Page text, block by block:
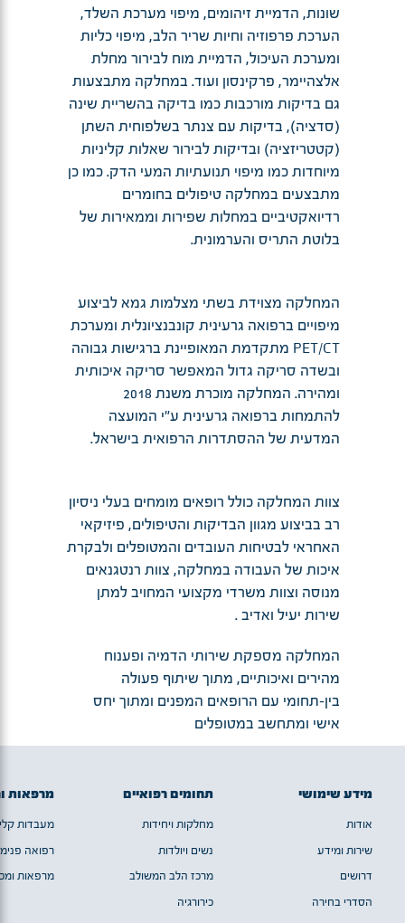
שונות, הדמיית זיהומים, מיפוי מערכת השלד,
הערכת פרפוזיה וחיות שריר הלב, מיפוי כליות
ומערכת העיכול, הדמיית מוח לבירור מחלת
אלצהיימר, פרקינסון ועוד. במחלקה מתבצעות
גם בדיקות מורכבות כמו בדיקה בהשריית שינה
(סדציה), בדיקות עם צנתר בשלפוחית השתן
(קטטריזציה) ובדיקות לבירור שאלות קליניות
מיוחדות כמו מיפוי תנועתיות המעי הדק. כמו כן
מתבצעים במחלקה טיפולים בחומרים
רדיואקטיביים במחלות שפירות וממאירות של
בלוטת התריס והערמונית.
המחלקה מצוידת בשתי מצלמות גמא לביצוע
מיפויים ברפואה גרעינית קונבנציונלית ומערכת
PET/CT מתקדמת המאופיינת ברגישות גבוהה
ובשדה סריקה גדול המאפשר סריקה איכותית
ומהירה. המחלקה מוכרת משנת 2018
להתמחות ברפואה גרעינית ע"י המועצה
המדעית של ההסתדרות הרפואית בישראל.
צוות המחלקה כולל רופאים מומחים בעלי ניסיון
רב בביצוע מגוון הבדיקות והטיפולים, פיזיקאי
האחראי לבטיחות העובדים והמטופלים ולבקרת
איכות של העבודה במחלקה, צוות רנטגנאים
מנוסה וצוות משרדי מקצועי המחויב למתן
שירות יעיל ואדיב .
המחלקה מספקת שירותי הדמיה ופענוח
מהירים ואיכותיים, מתוך שיתוף פעולה
בין-תחומי עם הרופאים המפנים ומתוך יחס
אישי ומתחשב במטופלים
מידע שימושי
אודות
שירות ומידע
דרושים
הסדרי בחירה
תחומים רפואיים
מחלקות ויחידות
נשים ויולדות
מרכז הלב המשולב
כירורגיה
מרפאות
מעבדות
רפואה
מרפאות